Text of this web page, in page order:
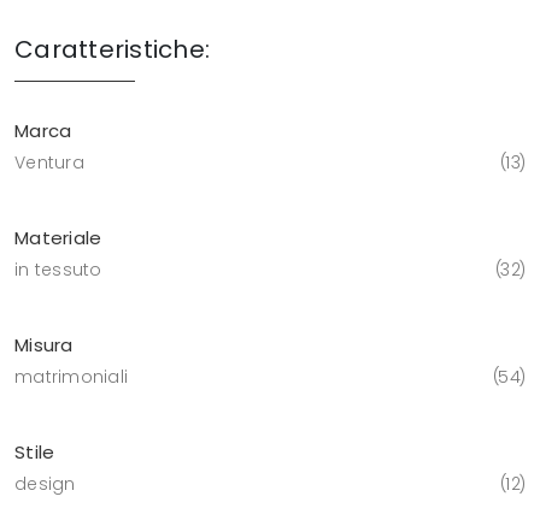
Caratteristiche:
Marca
Ventura 13
Materiale
in tessuto 32
Misura
matrimoniali 54
Stile
design 12